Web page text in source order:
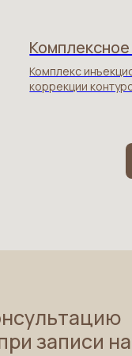
Комплекс
коррекции
записи